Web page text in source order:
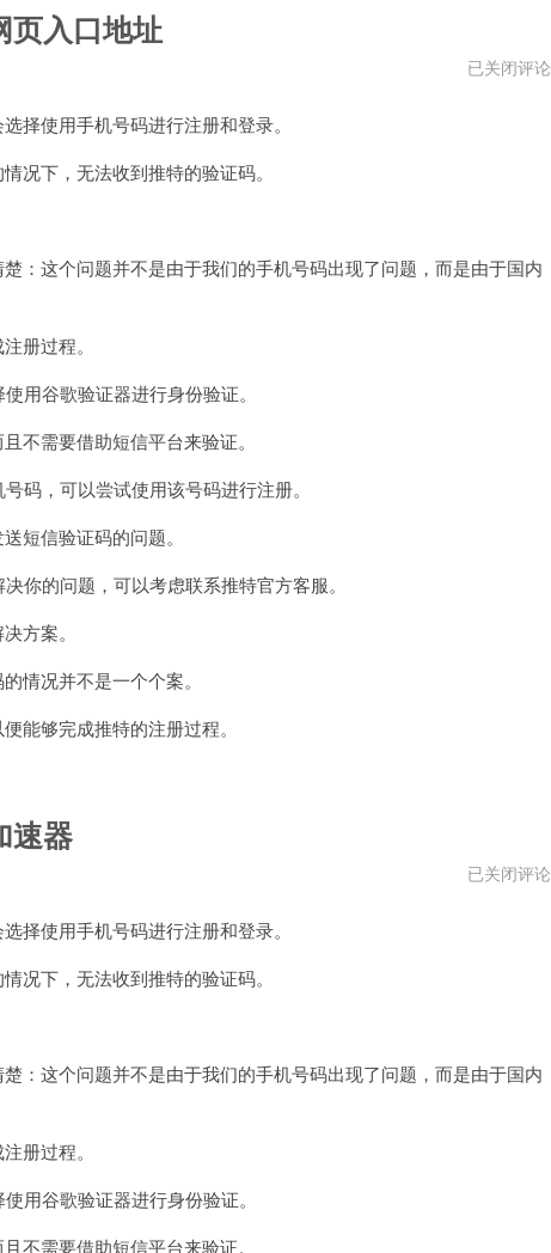
页入口地址
推
特
验
证
已关闭评论
使用手机号码进行注册和登录。
下，无法收到推特的验证码。
这个问题并不是由于我们的手机号码出现了问题，而是由于国内
册过程。
谷歌验证器进行身份验证。
需要借助短信平台来验证。
，可以尝试使用该号码进行注册。
信验证码的问题。
的问题，可以考虑联系推特官方客服。
方案。
况并不是一个个案。
够完成推特的注册过程。
速器
推
特
验
证
已关闭评论
使用手机号码进行注册和登录。
下，无法收到推特的验证码。
这个问题并不是由于我们的手机号码出现了问题，而是由于国内
册过程。
谷歌验证器进行身份验证。
需要借助短信平台来验证。